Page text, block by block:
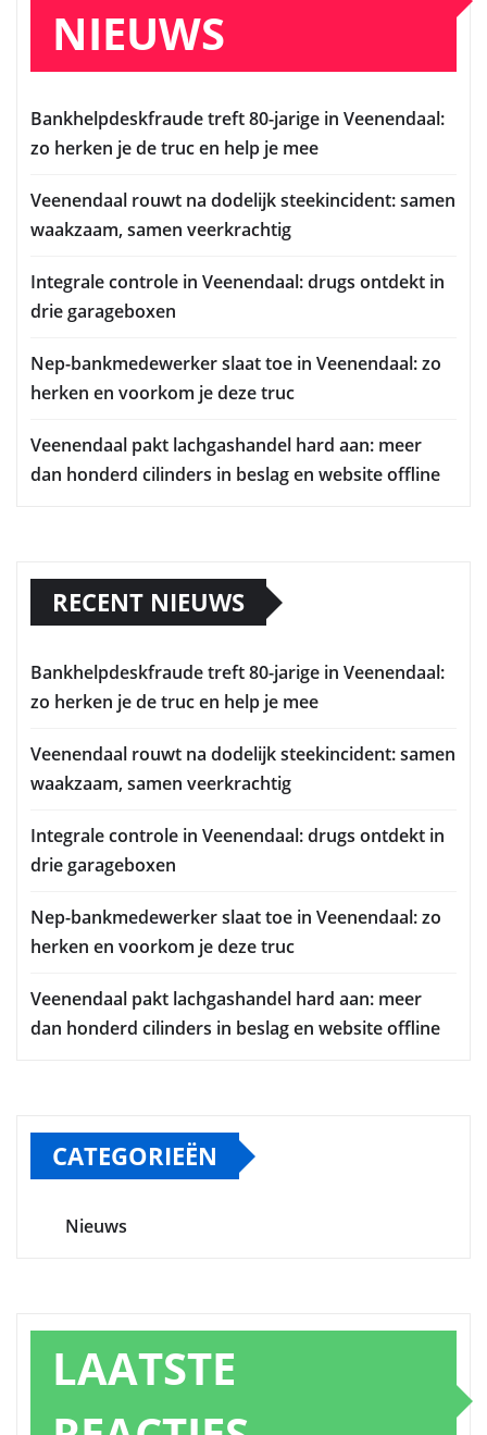
NIEUWS
Bankhelpdeskfraude treft 80-jarige in Veenendaal:
zo herken je de truc en help je mee
Veenendaal rouwt na dodelijk steekincident: samen
waakzaam, samen veerkrachtig
Integrale controle in Veenendaal: drugs ontdekt in
drie garageboxen
Nep-bankmedewerker slaat toe in Veenendaal: zo
herken en voorkom je deze truc
Veenendaal pakt lachgashandel hard aan: meer
dan honderd cilinders in beslag en website offline
RECENT NIEUWS
Bankhelpdeskfraude treft 80-jarige in Veenendaal:
zo herken je de truc en help je mee
Veenendaal rouwt na dodelijk steekincident: samen
waakzaam, samen veerkrachtig
Integrale controle in Veenendaal: drugs ontdekt in
drie garageboxen
Nep-bankmedewerker slaat toe in Veenendaal: zo
herken en voorkom je deze truc
Veenendaal pakt lachgashandel hard aan: meer
dan honderd cilinders in beslag en website offline
CATEGORIEËN
Nieuws
LAATSTE